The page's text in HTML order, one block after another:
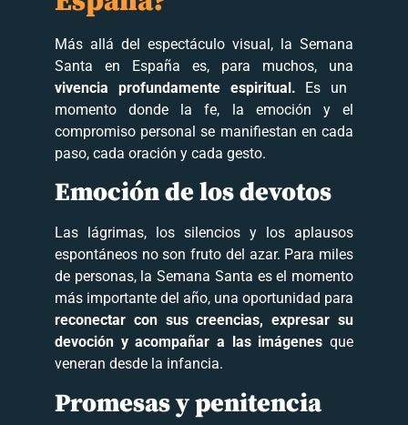
Más allá del espectáculo visual, la Semana
Santa en España es, para muchos, una
vivencia profundamente espiritual. Es un
momento donde la fe, la emoción y el
compromiso personal se manifiestan en cada
paso, cada oración y cada gesto.
Emoción de los devotos
Las lágrimas, los silencios y los aplausos
espontáneos no son fruto del azar. Para miles
de personas, la Semana Santa es el momento
más importante del año, una oportunidad para
reconectar con sus creencias, expresar su
devoción y acompañar a las imágenes que
veneran desde la infancia.
Promesas y penitencia